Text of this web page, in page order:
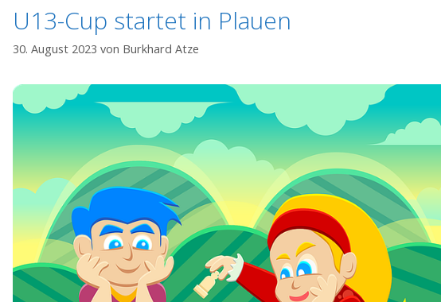
U13-Cup startet in Plauen
30. August 2023 von Burkhard Atze